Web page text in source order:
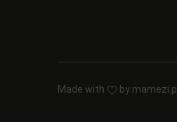
Made with by mamezi.pl